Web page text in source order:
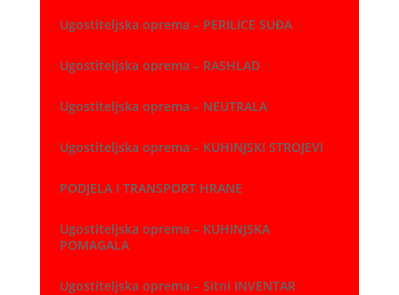
Ugostiteljska oprema – PERILICE SUĐA
Ugostiteljska oprema – RASHLAD
Ugostiteljska oprema – NEUTRALA
Ugostiteljska oprema – KUHINJSKI STROJEVI
PODJELA I TRANSPORT HRANE
Ugostiteljska oprema – KUHINJSKA
POMAGALA
Ugostiteljska oprema – Sitni INVENTAR